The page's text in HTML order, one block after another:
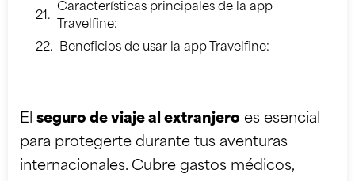
Características principales de la app
Travelfine:
Beneficios de usar la app Travelfine:
El seguro de viaje al extranjero es esencial
para protegerte durante tus aventuras
internacionales. Cubre gastos médicos,